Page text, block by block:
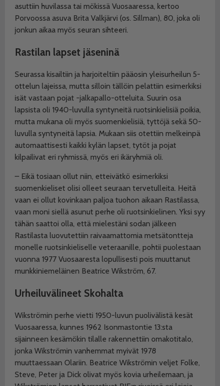
asuttiin huvilassa tai mökissä Vuosaaressa, kertoo
Porvoossa asuva Brita Valkjärvi (os. Sillman), 80, joka oli
jonkun aikaa myös seuran sihteeri.
Rastilan lapset jäseninä
Seurassa kisailtiin ja harjoiteltiin pääosin yleisurheilun 5-
ottelun lajeissa, mutta silloin tällöin pelattiin esimerkiksi
isät vastaan pojat -jalkapallo-otteluita. Suurin osa
lapsista oli 1940-luvulla syntyneitä ruotsinkielisiä poikia,
mutta mukana oli myös suomenkielisiä, tyttöjä sekä 50-
luvulla syntyneitä lapsia. Mukaan siis otettiin melkeinpä
automaattisesti kaikki kylän lapset, tytöt ja pojat
kilpailivat eri ryhmissä, myös eri ikäryhmiä oli.
– Eikä tosiaan ollut niin, etteivätkö esimerkiksi
suomenkieliset olisi olleet seuraan tervetulleita. Heitä
vaan ei ollut kovinkaan paljoa tuohon aikaan Rastilassa,
vaan moni siellä asunut perhe oli ruotsinkielinen. Yksi syy
tähän saattoi olla, että mielestäni sodan jälkeen
Rastilasta luovutettiin raivaamattomia metsätontteja
monelle ruotsinkieliselle veteraanille, pohtii puolestaan
vuonna 1977 Vuosaaresta lopullisesti pois muuttanut
munkkiniemeläinen Beatrice Wikström, 67.
Urheiluvälineet Skohalta
Wikströmin perhe vietti 1950-luvun puolivälistä kesät
Vuosaaressa, kunnes 1962 Isonmastontie 13:sta
sijainneen kesämökin tilalle rakennettiin omakotitalo,
jonka Wikströmin vanhemmat myivät 1978
muuttaessaan Olariin. Beatrice Wikströmin veljet Folke,
Steve, Peter ja Dick olivat myös kovia urheilemaan, ja